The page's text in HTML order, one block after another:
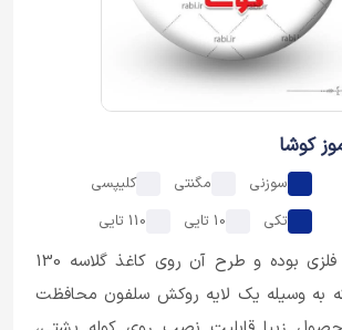
کوشا
سوزنی مگنتی کلیپسی
تکی 10 تایی 110 تایی
بدنه این پیکسل فلزی بوده و طرح آن روی کاغذ گلاسه 130
به وسیله یک لایه روکش سلفون محافظت